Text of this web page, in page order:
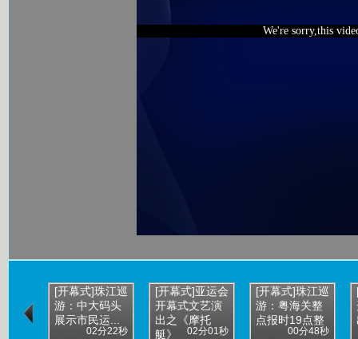
We're sorry,this
[开幕式]珠江巡
游：中大码头
展示市民运...
02分22秒
[开幕式]亚运会
开幕式文艺演
出之《摩托
艇》
02分01秒
[开幕式]珠江巡
游：粤海关整
点报时19点整
00分48秒